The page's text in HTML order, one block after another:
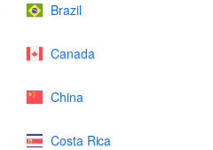
Brazil
Canada
China
Costa Rica